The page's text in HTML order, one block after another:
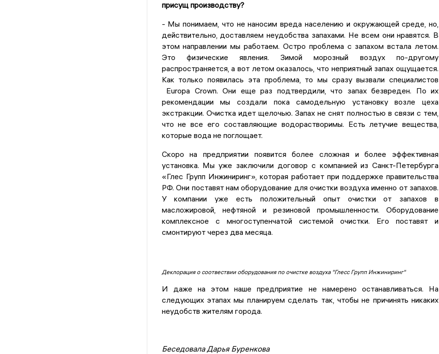
присущ производству?
- Мы понимаем, что не наносим вреда населению и окружающей среде, но,
действительно, доставляем неудобства запахами. Не всем они нравятся. В
этом направлении мы работаем. Остро проблема с запахом встала летом.
Это физические явления. Зимой морозный воздух по-другому
распространяется, а вот летом оказалось, что неприятный запах ощущается.
Как только появилась эта проблема, то мы сразу вызвали специалистов
Europa Crown. Они еще раз подтвердили, что запах безвреден. По их
рекомендации мы создали пока самодельную установку возле цеха
экстракции. Очистка идет щелочью. Запах не снят полностью в связи с тем,
что не все его составляющие водорастворимы. Есть летучие вещества,
которые вода не поглощает.
Скоро на предприятии появится более сложная и более эффективная
установка. Мы уже заключили договор с компанией из Санкт-Петербурга
«Глес Групп Инжиниринг», которая работает при поддержке правительства
РФ. Они поставят нам оборудование для очистки воздуха именно от запахов.
У компании уже есть положительный опыт очистки от запахов в
масложировой, нефтяной и резиновой промышленности. Оборудование
комплексное с многоступенчатой системой очистки. Его поставят и
смонтируют через два месяца.
Деклорация о соотвествии оборудования по очистке воздуха "Глесс Групп Инжиниринг"
И даже на этом наше предприятие не намерено останавливаться. На
следующих этапах мы планируем сделать так, чтобы не причинять никаких
неудобств жителям города.
Беседовала Дарья Буренкова